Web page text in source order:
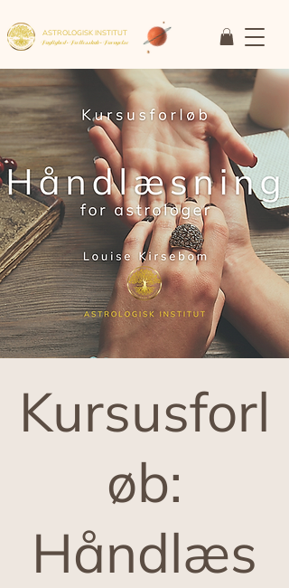
ASTROLOGISK INSTITUT
Faglighed • Fællesskab• Fornyelse
Kursusforl
øb:
Håndlæs